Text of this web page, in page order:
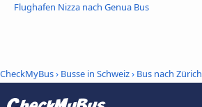
Flughafen Nizza nach Genua Bus
CheckMyBus› Busse in Schweiz› Bus nach Zürich